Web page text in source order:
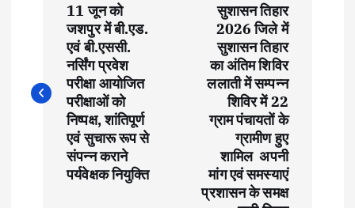
s
t
11 जून को
जशपुर में बी.एड.
एवं बी.एससी.
नर्सिंग प्रवेश
परीक्षा आयोजित
परीक्षाओं को
निष्पक्ष, शांतिपूर्ण
एवं सुचारू रूप से
संपन्न कराने
पर्यवेक्षक नियुक्ति
सुशासन तिहार
2026 जिले में
सुशासन तिहार
का अंतिम शिविर
ललाती में सम्पन्न
शिविर में 22
ग्राम पंचायतों के
ग्रामीण हुए
शामिल अपनी
मांग एवं समस्याएं
प्रशासन के समक्ष